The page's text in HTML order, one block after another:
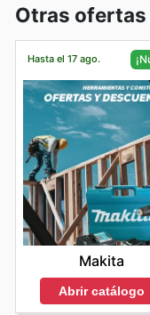
Otras ofertas
Hasta el 17 ago.
Makita
Abrir catálogo